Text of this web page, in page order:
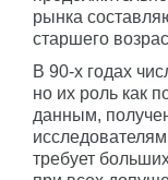
рынка
старшего
В 90-х годах
но их роль как
данным,
требует